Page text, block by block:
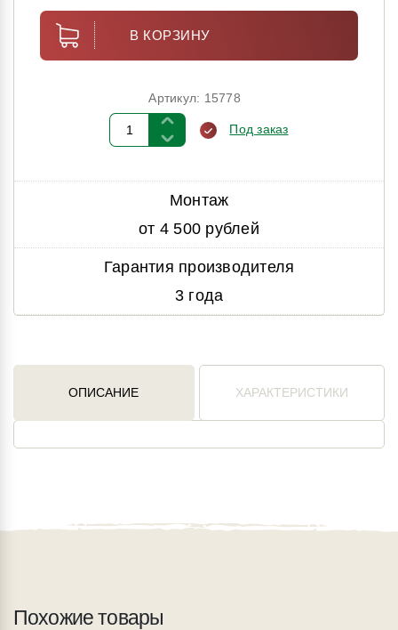
В КОРЗИНУ
Артикул: 15778
Под заказ
Монтаж
от 4 500 рублей
Гарантия производителя
3 года
ОПИСАНИЕ ХАРАКТЕРИСТИКИ
Похожие товары